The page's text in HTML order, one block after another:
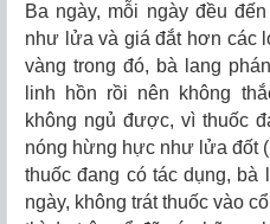
Ba ngày, mỗi ngày đều
như lửa và giá đắt hơn các
vàng trong đó, bà lang
linh hồn rồi nên không
không ngủ được, vì thuốc
nóng hừng hực như lửa đốt
thuốc đang có tác dụng, bà
ngày, không trát thuốc vào